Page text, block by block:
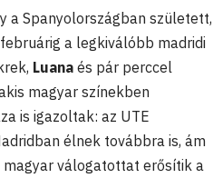
a Spanyolországban született,
a legkiválóbb madridi
Luana és pár perccel
magyar színekben
is igazoltak: az UTE
élnek továbbra is, ám
magyar válogatottat erősítik a